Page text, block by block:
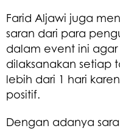
Farid Aljawi juga
saran dari para
dalam event ini agar
dilaksanakan setiap
lebih dari 1 hari
positif.
Dengan adanya